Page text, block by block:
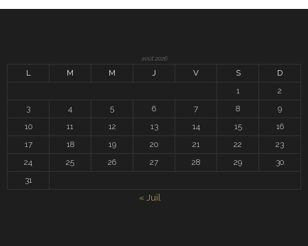
août 2026
L M M J V S
D
1
2
3
4 5 6 7 8
9
10
11 12 13 14 15
16
17
18 19 20 21 22
23
24
25 26 27 28 29
30
31
« Juil